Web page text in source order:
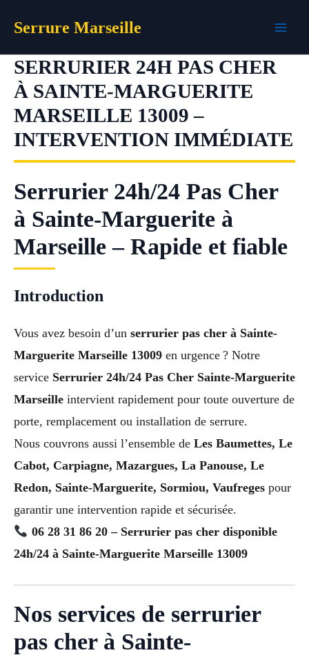
Serrure Marseille
SERRURIER 24H PAS CHER
À SAINTE-MARGUERITE
MARSEILLE 13009 –
INTERVENTION IMMÉDIATE
Serrurier 24h/24 Pas Cher
à Sainte-Marguerite à
Marseille – Rapide et fiable
Introduction
Vous avez besoin d’un serrurier pas cher à Sainte-
Marguerite Marseille 13009 en urgence ? Notre
service Serrurier 24h/24 Pas Cher Sainte-Marguerite
Marseille intervient rapidement pour toute ouverture de
porte, remplacement ou installation de serrure.
Nous couvrons aussi l’ensemble de Les Baumettes, Le
Cabot, Carpiagne, Mazargues, La Panouse, Le
Redon, Sainte-Marguerite, Sormiou, Vaufreges pour
garantir une intervention rapide et sécurisée.
06 28 31 86 20 – Serrurier pas cher disponible
24h/24 à Sainte-Marguerite Marseille 13009
Nos services de serrurier
pas cher à Sainte-